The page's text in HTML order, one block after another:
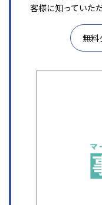
客様に知っていた
無料